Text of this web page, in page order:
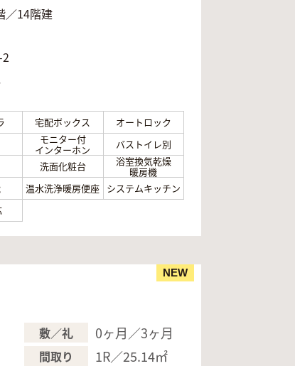
／14階建
宅配ボックス
オートロック
モニター付
インターホン
バストイレ別
洗面化粧台 浴室換気乾燥
暖房機
温水洗浄暖房便座 システムキッチン
NEW
敷／礼 0ヶ月／3ヶ月
間取り 1R／25.14㎡